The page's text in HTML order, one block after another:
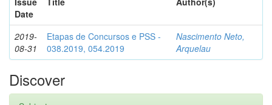
Date
2019-
08-31
Etapas de Concursos e PSS -
038.2019, 054.2019
Nascimento Neto,
Arquelau
Discover